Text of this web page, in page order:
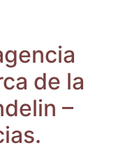
de la
–